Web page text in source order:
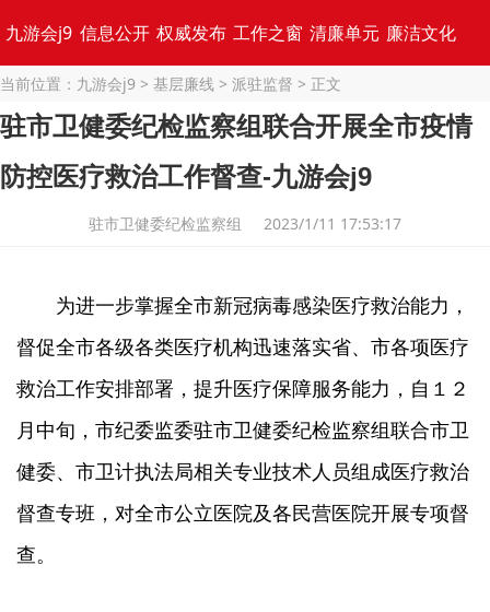
九游会j9 信息公开 权威发布 工作之窗 清廉单元 廉洁文化
专题集锦
当前位置： 九游会j9 > 基层廉线 > 派驻监督 > 正文
驻市卫健委纪检监察组联合开展全市疫情
防控医疗救治工作督查-九游会j9
驻市卫健委纪检监察组 2023/1/11 17:53:17
为进一步掌握全市新冠病毒感染医疗救治能力，
督促全市各级各类医疗机构迅速落实省、市各项医疗
救治工作安排部署，提升医疗保障服务能力，自１２
月中旬，市纪委监委驻市卫健委纪检监察组联合市卫
健委、市卫计执法局相关专业技术人员组成医疗救治
督查专班，对全市公立医院及各民营医院开展专项督
查。